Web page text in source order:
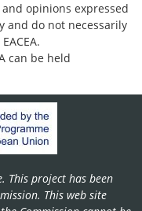
opinions expressed
and do not necessarily
can be held
This project has been
This web site